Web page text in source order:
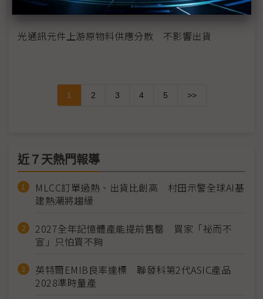
日本網路服務速度僅較2週前減緩10%
光通訊元件上游原物料供應分散 不影響出貨
1 2 3 4 5 >>
近７天熱門報導
MLCC訂單過熱、出貨比創高 村田示警全球AI基
建熱潮將趨緩
2027全年記憶體產能提前售罄 買家「祕而不
宣」只怕買不夠
英特爾EMIB良率達標 聯發科第2代ASIC產品
2028準時量產